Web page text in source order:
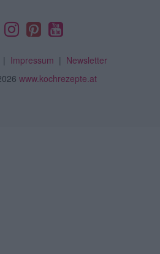
Impressum | Newsletter
www.kochrezepte.at